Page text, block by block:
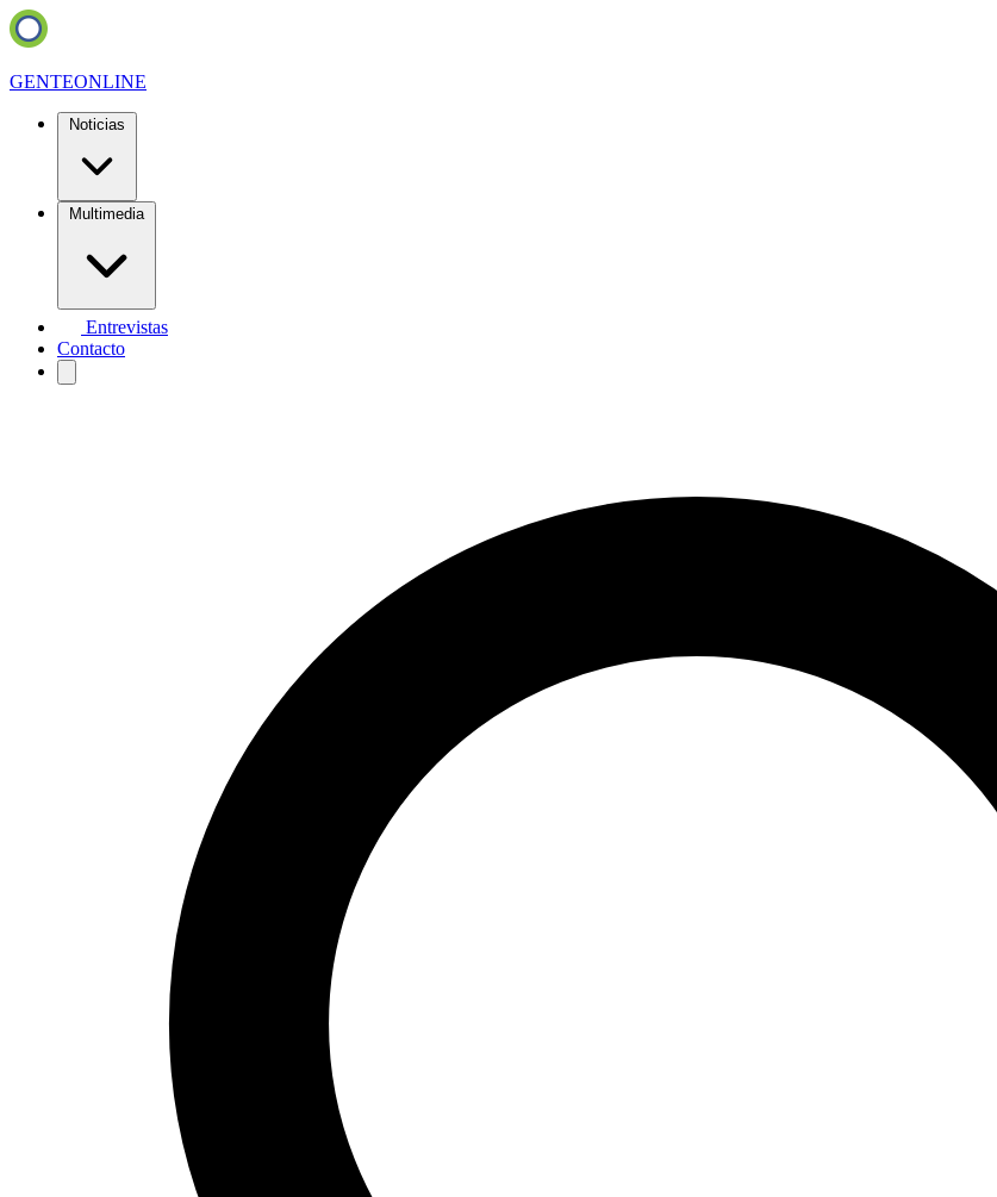
GENTEONLINE
Noticias
Multimedia
Entrevistas
Contacto